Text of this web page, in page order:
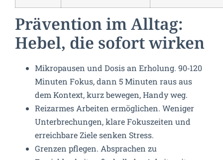
Prävention im Alltag:
Hebel, die sofort wirken
Mikropausen und Dosis an Erholung. 90‑120
Minuten Fokus, dann 5 Minuten raus aus
dem Kontext, kurz bewegen, Handy weg.
Reizarmes Arbeiten ermöglichen. Weniger
Unterbrechungen, klare Fokuszeiten und
erreichbare Ziele senken Stress.
Grenzen pflegen. Absprachen zu